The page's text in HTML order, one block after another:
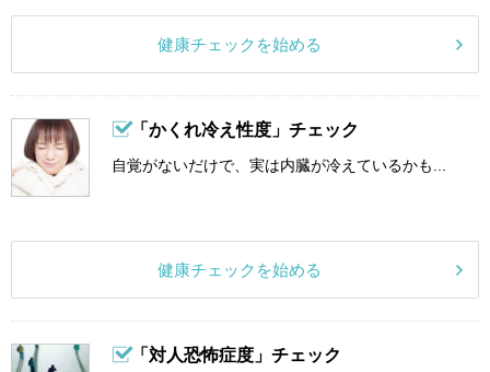
健康チェックを始める
「かくれ冷え性度」チェック
自覚がないだけで、実は内臓が冷えているかも...
健康チェックを始める
「対人恐怖症度」チェック